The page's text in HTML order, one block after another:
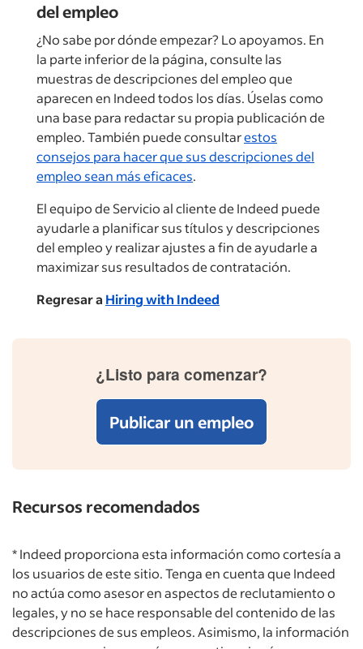
del empleo
¿No sabe por dónde empezar? Lo apoyamos. En
la parte inferior de la página, consulte las
muestras de descripciones del empleo que
aparecen en Indeed todos los días. Úselas como
una base para redactar su propia publicación de
empleo. También puede consultarestos
consejos para hacer que sus descripciones del
empleo sean más eficaces.
El equipo de Servicio al cliente de Indeed puede
ayudarle a planificar sus títulos y descripciones
del empleo y realizar ajustes a fin de ayudarle a
maximizar sus resultados de contratación.
Regresar a Hiring with Indeed
¿Listo para comenzar?
Publicar un empleo
Recursos recomendados
* Indeed proporciona esta información como cortesía a
los usuarios de este sitio. Tenga en cuenta que Indeed
no actúa como asesor en aspectos de reclutamiento o
legales, y no se hace responsable del contenido de las
descripciones de sus empleos. Asimismo, la información